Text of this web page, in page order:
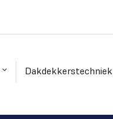
Dakdekkerstechniek